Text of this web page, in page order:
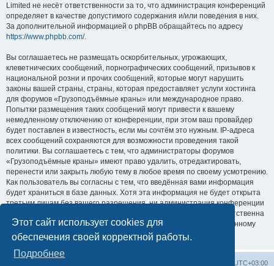
Этот сайт использует cookies для
обеспечения своей корректной работы.
Подробнее
Limited не несёт ответственности за то, что администрация конференций
определяет в качестве допустимого содержания и/или поведения в них.
За дополнительной информацией о phpBB обращайтесь по адресу
https://www.phpbb.com/.
Вы соглашаетесь не размещать оскорбительных, угрожающих,
клеветнических сообщений, порнографических сообщений, призывов к
национальной розни и прочих сообщений, которые могут нарушить
законы вашей страны, страны, которая предоставляет услуги хостинга
для форумов «Грузоподъёмные краны» или международное право.
Попытки размещения таких сообщений могут привести к вашему
немедленному отключению от конференции, при этом ваш провайдер
будет поставлен в известность, если мы сочтём это нужным. IP-адреса
всех сообщений сохраняются для возможности проведения такой
политики. Вы соглашаетесь с тем, что администраторы форумов
«Грузоподъёмные краны» имеют право удалить, отредактировать,
перенести или закрыть любую тему в любое время по своему усмотрению.
Как пользователь вы согласны с тем, что введённая вами информация
будет храниться в базе данных. Хотя эта информация не будет открыта
третьим лицам без вашего разрешения, ни администрация конференции
«Грузоподъёмные краны», ни phpBB Limited не может быть ответственна
за действия хакеров, которые могут привести к несанкционированному
доступу к ней.
UTC+03:00